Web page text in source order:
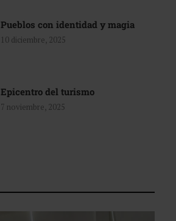
Pueblos con identidad y magia
10 diciembre, 2025
Epicentro del turismo
7 noviembre, 2025